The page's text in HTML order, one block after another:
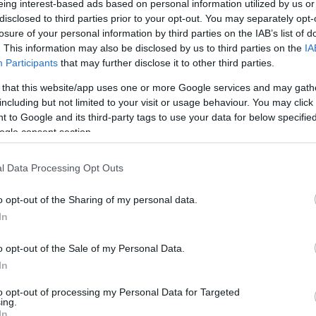
interest-based ads based on personal information utilized by us
to third parties prior to your opt-out. You may separately
of your personal information by third parties on the IAB’s list of
This information may also be disclosed by us to third parties on the
Participants that may further disclose it to other third parties.
that this website/app uses one or more Google services and may
but not limited to your visit or usage behaviour. You may
to Google and its third-party tags to use your data for below
consent section.
Data Processing Opt Outs
opt-out of the Sharing of my personal data.
opt-out of the Sale of my Personal Data.
opt-out of processing my Personal Data for Targeted
γύρο ο Μίλωνας είναι μια ομάδα η οποία έχει
δημιουργήσει προβλήματα.
θέλουμε να συνεχίσουμε τις νίκες και να
το σερί. Προετοιμαζόμαστε κατάλληλα για αυτό
αυτό που θέλουμε»